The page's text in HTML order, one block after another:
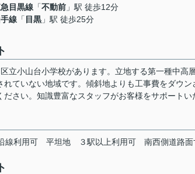
目黒線 「不動前 」駅 徒歩12分
線 「 目黒 」駅 徒歩25分
立小山台小学校があります。立地する第一種中高
れていない地域です。傾斜地よりも工事費をダウ
ださい。知識豊富なスタッフがお客様をサポートい
線利用可 平坦地 ３駅以上利用可 南西側道路面